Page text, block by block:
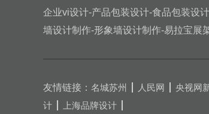
企业vi设计-产品包装设计-食品包装设
墙设计制作-形象墙设计制作-易拉宝展
友情链接 ： 名城苏州 人民网 央视网
计
上海品牌设计